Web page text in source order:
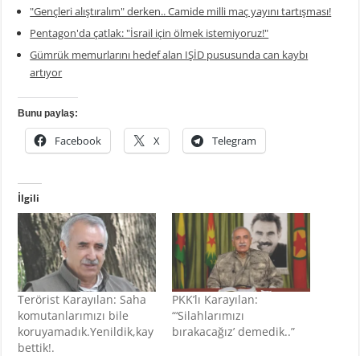
"Gençleri alıştıralım" derken.. Camide milli maç yayını tartışması!
Pentagon'da çatlak: "İsrail için ölmek istemiyoruz!"
Gümrük memurlarını hedef alan IŞİD pususunda can kaybı
artıyor
Bunu paylaş:
Facebook X Telegram
İlgili
Terörist Karayılan: Saha
komutanlarımızı bile
koruyamadık.Yenildik,kay
bettik!.
PKK’lı Karayılan:
“‘Silahlarımızı
bırakacağız’ demedik..”